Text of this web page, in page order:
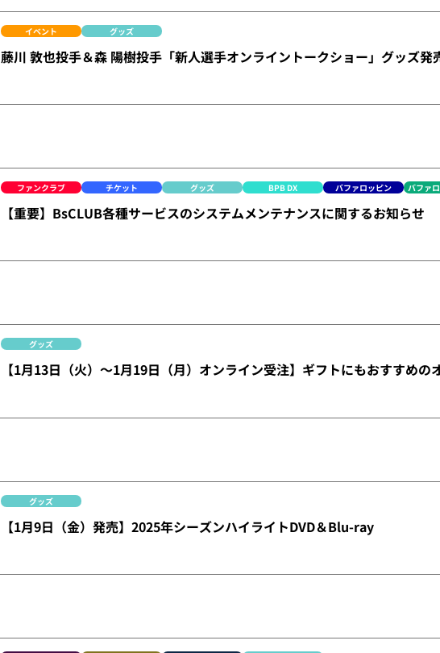
イベント グッズ
藤川 敦也投手＆森 陽樹投手「新人選手オンライントークショー」グッズ発
ファンクラブ チケット グッズ BPB DX バファロッピン バファ
【重要】BsCLUB各種サービスのシステムメンテナンスに関するお知らせ
グッズ
【1月13日（火）～1月19日（月）オンライン受注】ギフトにもおすすめの
グッズ
【1月9日（金）発売】2025年シーズンハイライトDVD＆Blu-ray